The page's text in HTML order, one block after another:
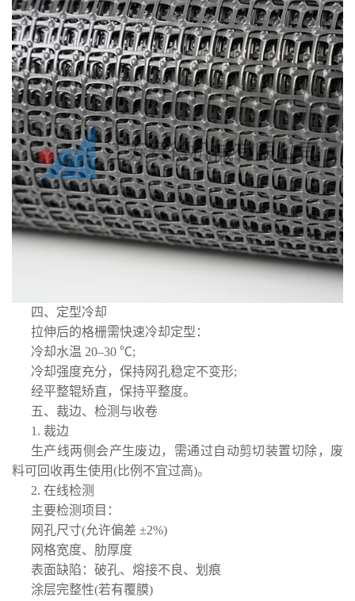
四、定型冷却
拉伸后的格栅需快速冷却定型：
冷却水温 20–30 ℃;
冷却强度充分，保持网孔稳定不变形;
经平整辊矫直，保持平整度。
五、裁边、检测与收卷
1. 裁边
生产线两侧会产生废边，需通过自动剪切装置切除，废
料可回收再生使用(比例不宜过高)。
2. 在线检测
主要检测项目：
网孔尺寸(允许偏差 ±2%)
网格宽度、肋厚度
表面缺陷：破孔、熔接不良、划痕
涂层完整性(若有覆膜)